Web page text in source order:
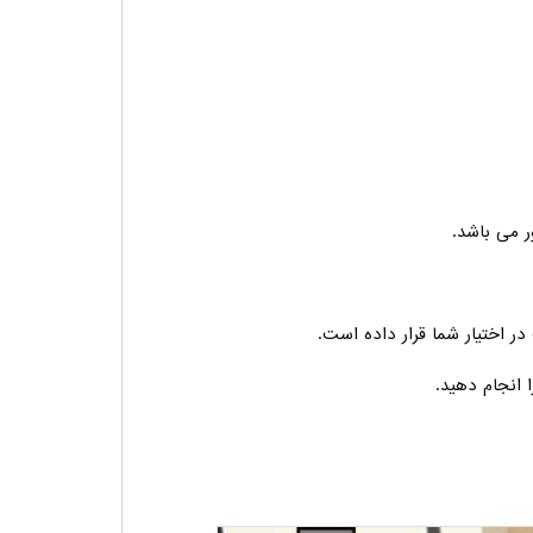
می باشد.
اختیار شما قرار داده است.
انجام دهید.